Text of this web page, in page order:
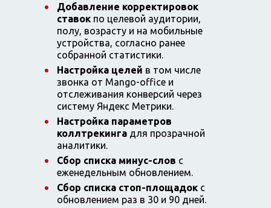
Добавление корректировок
ставок по целевой аудитории,
полу, возрасту и на мобильные
устройства, согласно ранее
собранной статистики.
Настройка целей в том числе
звонка от Mango-office и
отслеживания конверсий через
систему Яндекс Метрики.
Настройка параметров
коллтрекинга для прозрачной
аналитики.
Сбор списка минус-слов с
еженедельным обновлением.
Сбор списка стоп-площадок с
обновлением раз в 30 и 90 дней.